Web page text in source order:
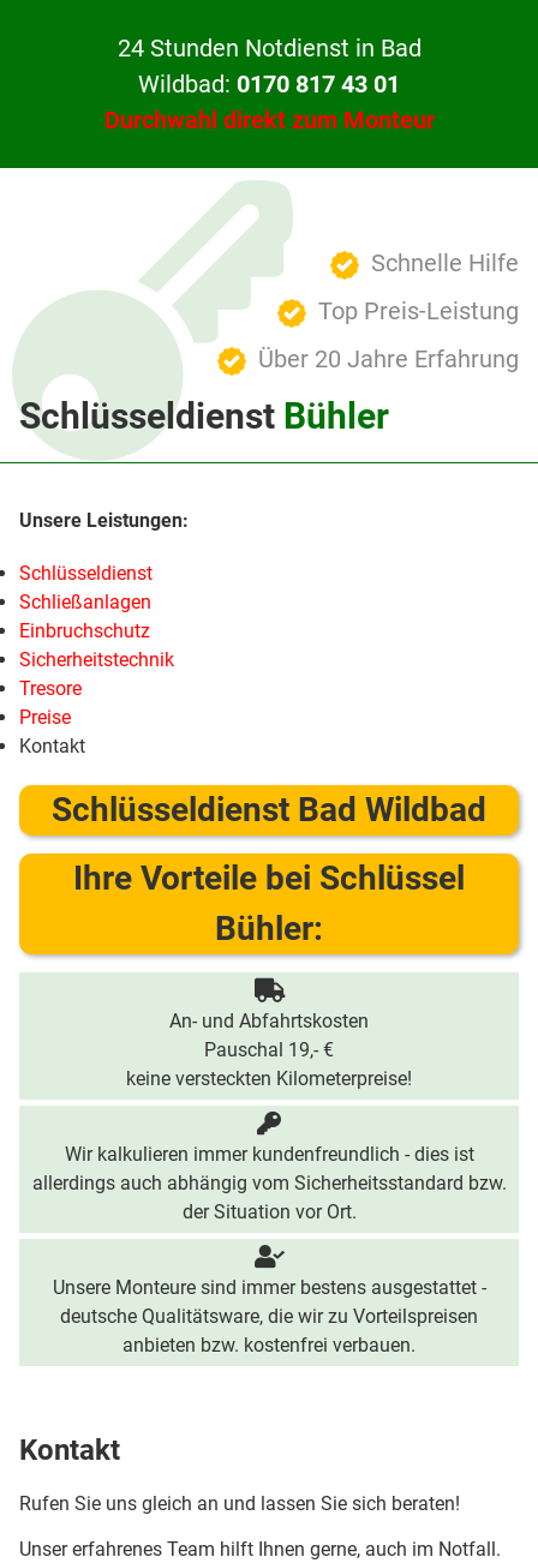
24 Stunden Notdienst in Bad
Wildbad: 0170 817 43 01
Durchwahl direkt zum Monteur
Schnelle Hilfe
Top Preis-Leistung
Über 20 Jahre Erfahrung
Schlüsseldienst Bühler
Schlüsseldienst
Schließanlagen
Einbruchschutz
Sicherheitstechnik
Tresore
Preise
Kontakt
Schlüsseldienst Bad Wildbad
Ihre Vorteile bei Schlüssel
Bühler:
An- und Abfahrtskosten
Pauschal 19,- €
keine versteckten Kilometerpreise!
Wir kalkulieren immer kundenfreundlich - dies ist
allerdings auch abhängig vom Sicherheitsstandard bzw.
der Situation vor Ort.
Unsere Monteure sind immer bestens ausgestattet -
deutsche Qualitätsware, die wir zu Vorteilspreisen
anbieten bzw. kostenfrei verbauen.
Kontakt
Rufen Sie uns gleich an und lassen Sie sich beraten!
Unser erfahrenes Team hilft Ihnen gerne, auch im Notfall.